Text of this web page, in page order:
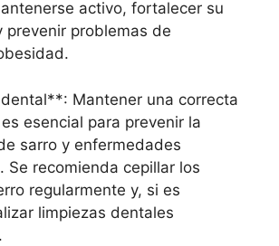
activo, fortalecer su
prevenir problemas de
Mantener una correcta
esencial para prevenir la
sarro y enfermedades
Se recomienda cepillar los
regularmente y, si es
limpiezas dentales